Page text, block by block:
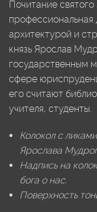
Почитание святого
профессиональная
архитектурой и
князь Ярослав
государственным
сфере
его считают
учителя, студенты.
Колокол с
Ярослава
Надпись на
бога о нас.
Поверхность